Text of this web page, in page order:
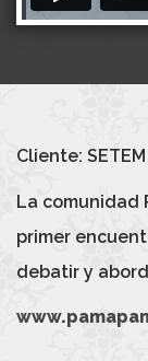
Cliente:
La comunidad
primer
debatir y